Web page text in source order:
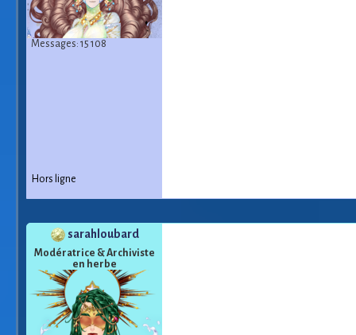
Messages: 15 108
Hors ligne
sarahloubard
Modératrice & Archiviste
en herbe